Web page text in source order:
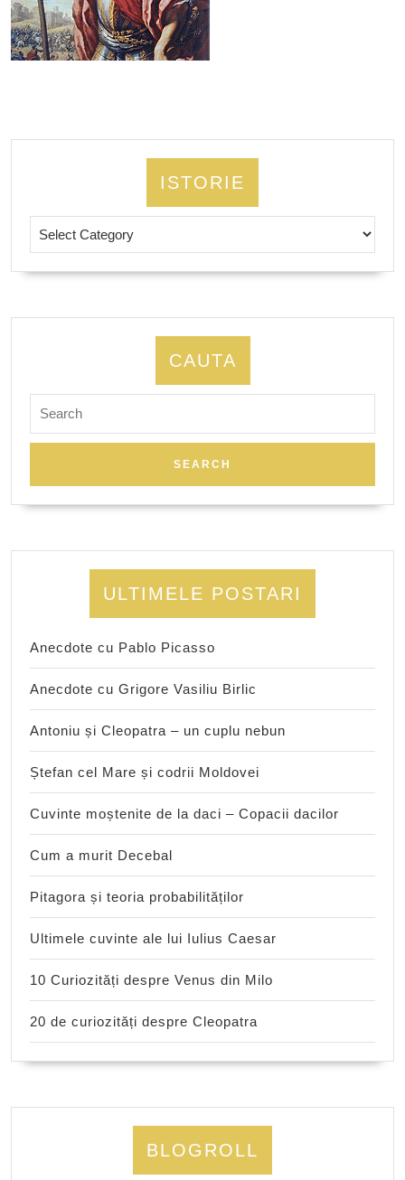
ISTORIE
CAUTA
for:
ULTIMELE POSTARI
Anecdote cu Pablo Picasso
Anecdote cu Grigore Vasiliu Birlic
Antoniu și Cleopatra – un cuplu nebun
Ștefan cel Mare și codrii Moldovei
Cuvinte moștenite de la daci – Copacii dacilor
Cum a murit Decebal
Pitagora și teoria probabilităților
Ultimele cuvinte ale lui Iulius Caesar
10 Curiozități despre Venus din Milo
20 de curiozități despre Cleopatra
BLOGROLL